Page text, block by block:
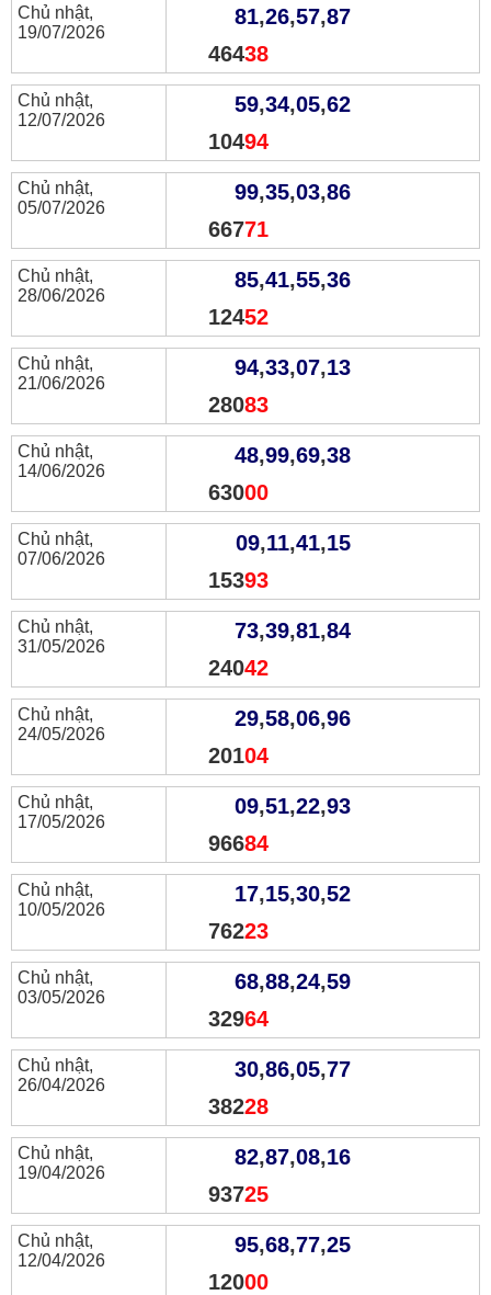
Chủ nhật,
19/07/2026
81,26,57,87
46438
Chủ nhật,
12/07/2026
59,34,05,62
10494
Chủ nhật,
05/07/2026
99,35,03,86
66771
Chủ nhật,
28/06/2026
85,41,55,36
12452
Chủ nhật,
21/06/2026
94,33,07,13
28083
Chủ nhật,
14/06/2026
48,99,69,38
63000
Chủ nhật,
07/06/2026
09,11,41,15
15393
Chủ nhật,
31/05/2026
73,39,81,84
24042
Chủ nhật,
24/05/2026
29,58,06,96
20104
Chủ nhật,
17/05/2026
09,51,22,93
96684
Chủ nhật,
10/05/2026
17,15,30,52
76223
Chủ nhật,
03/05/2026
68,88,24,59
32964
Chủ nhật,
26/04/2026
30,86,05,77
38228
Chủ nhật,
19/04/2026
82,87,08,16
93725
Chủ nhật,
12/04/2026
95,68,77,25
12000